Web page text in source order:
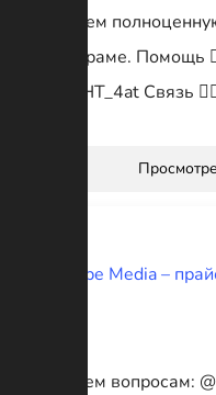
создаем
Телеграме. Помощь
👉🏻 @HT_4at Связь
По всем вопросам: